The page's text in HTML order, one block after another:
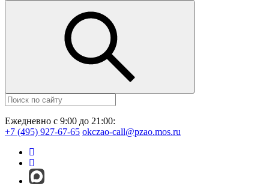
Ежедневно с 9:00 до 21:00:
+7 (495) 927-67-65 okczao-call@pzao.mos.ru